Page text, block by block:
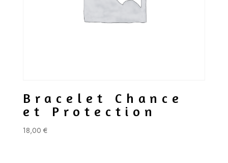
Bracelet Chance
et Protection
18,00 €